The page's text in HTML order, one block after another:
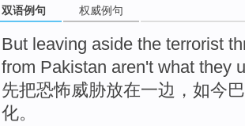
双语例句 权威例句
But leaving aside the terrorist
from Pakistan aren't what they
先把恐怖威胁放在一边，如今
化。